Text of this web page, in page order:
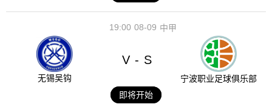
08-09
19:00 中甲
无锡吴钩
V - S
宁波职业足球俱乐部
即将开始